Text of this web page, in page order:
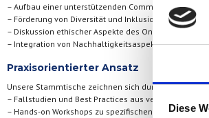
Diese
– Aufbau einer unterstützenden Community
– Förderung von Diversität und Inklusion im digitalen
– Diskussion ethischer Aspekte des Online-Marketings
– Integration von Nachhaltigkeitsaspekten in digitale
Praxisorientierter Ansatz
Unsere Stammtische zeichnen sich durch ihren
– Fallstudien und Best Practices aus verschiedenen
– Hands-on Workshops zu spezifischen Tools und